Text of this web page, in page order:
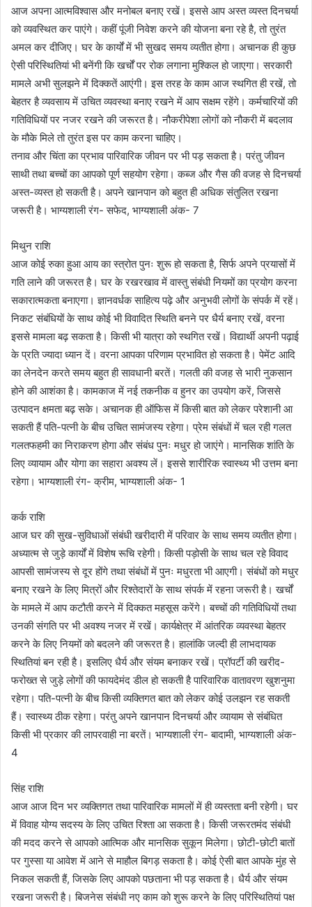
आज अपना आत्मविश्वास और मनोबल बनाए रखें। इससे आप अस्त व्यस्त दिनचर्या
को व्यवस्थित कर पाएंगे। कहीं पूंजी निवेश करने की योजना बना रहे है, तो तुरंत
अमल कर दीजिए। घर के कार्यों में भी सुखद समय व्यतीत होगा। अचानक ही कुछ
ऐसी परिस्थितियां भी बनेंगी कि खर्चों पर रोक लगाना मुश्किल हो जाएगा। सरकारी
मामले अभी सुलझने में दिक्कतें आएंगी। इस तरह के काम आज स्थगित ही रखें, तो
बेहतर है व्यवसाय में उचित व्यवस्था बनाए रखने में आप सक्षम रहेंगे। कर्मचारियों की
गतिविधियों पर नजर रखने की जरूरत है। नौकरीपेशा लोगों को नौकरी में बदलाव
के मौके मिले तो तुरंत इस पर काम करना चाहिए।
तनाव और चिंता का प्रभाव पारिवारिक जीवन पर भी पड़ सकता है। परंतु जीवन
साथी तथा बच्चों का आपको पूर्ण सहयोग रहेगा। कब्ज और गैस की वजह से दिनचर्या
अस्त-व्यस्त हो सकती है। अपने खानपान को बहुत ही अधिक संतुलित रखना
जरूरी है। भाग्यशाली रंग- सफेद, भाग्यशाली अंक- 7
मिथुन राशि
आज कोई रुका हुआ आय का स्त्रोत पुनः शुरू हो सकता है, सिर्फ अपने प्रयासों में
गति लाने की जरूरत है। घर के रखरखाव में वास्तु संबंधी नियमों का प्रयोग करना
सकारात्मकता बनाएगा। ज्ञानवर्धक साहित्य पढ़े और अनुभवी लोगों के संपर्क में रहें।
निकट संबंधियों के साथ कोई भी विवादित स्थिति बनने पर धैर्य बनाए रखें, वरना
इससे मामला बढ़ सकता है। किसी भी यात्रा को स्थगित रखें। विद्यार्थी अपनी पढ़ाई
के प्रति ज्यादा ध्यान दें। वरना आपका परिणाम प्रभावित हो सकता है। पेमेंट आदि
का लेनदेन करते समय बहुत ही सावधानी बरतें। गलती की वजह से भारी नुकसान
होने की आशंका है। कामकाज में नई तकनीक व हुनर का उपयोग करें, जिससे
उत्पादन क्षमता बढ़ सके। अचानक ही ऑफिस में किसी बात को लेकर परेशानी आ
सकती हैं पति-पत्नी के बीच उचित सामंजस्य रहेगा। प्रेम संबंधों में चल रही गलत
गलतफहमी का निराकरण होगा और संबंध पुनः मधुर हो जाएंगे। मानसिक शांति के
लिए व्यायाम और योगा का सहारा अवश्य लें। इससे शारीरिक स्वास्थ्य भी उत्तम बना
रहेगा। भाग्यशाली रंग- क्रीम, भाग्यशाली अंक- 1
कर्क राशि
आज घर की सुख-सुविधाओं संबंधी खरीदारी में परिवार के साथ समय व्यतीत होगा।
अध्यात्म से जुड़े कार्यों में विशेष रूचि रहेगी। किसी पड़ोसी के साथ चल रहे विवाद
आपसी सामंजस्य से दूर होंगे तथा संबंधों में पुनः मधुरता भी आएगी। संबंधों को मधुर
बनाए रखने के लिए मित्रों और रिश्तेदारों के साथ संपर्क में रहना जरूरी है। खर्चों
के मामले में आप कटौती करने में दिक्कत महसूस करेंगे। बच्चों की गतिविधियों तथा
उनकी संगति पर भी अवश्य नजर में रखें। कार्यक्षेत्र में आंतरिक व्यवस्था बेहतर
करने के लिए नियमों को बदलने की जरूरत है। हालांकि जल्दी ही लाभदायक
स्थितियां बन रही है। इसलिए धैर्य और संयम बनाकर रखें। प्रॉपर्टी की खरीद-
फरोख्त से जुड़े लोगों की फायदेमंद डील हो सकती है पारिवारिक वातावरण खुशनुमा
रहेगा। पति-पत्नी के बीच किसी व्यक्तिगत बात को लेकर कोई उलझन रह सकती
हैं। स्वास्थ्य ठीक रहेगा। परंतु अपने खानपान दिनचर्या और व्यायाम से संबंधित
किसी भी प्रकार की लापरवाही ना बरतें। भाग्यशाली रंग- बादामी, भाग्यशाली अंक-
4
सिंह राशि
आज आज दिन भर व्यक्तिगत तथा पारिवारिक मामलों में ही व्यस्तता बनी रहेगी। घर
में विवाह योग्य सदस्य के लिए उचित रिश्ता आ सकता है। किसी जरूरतमंद संबंधी
की मदद करने से आपको आत्मिक और मानसिक सुकून मिलेगा। छोटी-छोटी बातों
पर गुस्सा या आवेश में आने से माहौल बिगड़ सकता है। कोई ऐसी बात आपके मुंह से
निकल सकती हैं, जिसके लिए आपको पछताना भी पड़ सकता है। धैर्य और संयम
रखना जरूरी है। बिजनेस संबंधी नए काम को शुरू करने के लिए परिस्थितियां पक्ष